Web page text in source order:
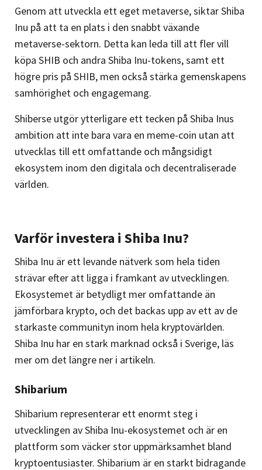
Genom att utveckla ett eget metaverse, siktar Shiba
Inu på att ta en plats i den snabbt växande
metaverse-sektorn. Detta kan leda till att fler vill
köpa SHIB och andra Shiba Inu-tokens, samt ett
högre pris på SHIB, men också stärka gemenskapens
samhörighet och engagemang.
Shiberse utgör ytterligare ett tecken på Shiba Inus
ambition att inte bara vara en meme-coin utan att
utvecklas till ett omfattande och mångsidigt
ekosystem inom den digitala och decentraliserade
världen.
Varför investera i Shiba Inu?
Shiba Inu är ett levande nätverk som hela tiden
strävar efter att ligga i framkant av utvecklingen.
Ekosystemet är betydligt mer omfattande än
jämförbara krypto, och det backas upp av ett av de
starkaste communityn inom hela kryptovärlden.
Shiba Inu har en stark marknad också i Sverige, läs
mer om det längre ner i artikeln.
Shibarium
Shibarium representerar ett enormt steg i
utvecklingen av Shiba Inu-ekosystemet och är en
plattform som väcker stor uppmärksamhet bland
kryptoentusiaster. Shibarium är en starkt bidragande